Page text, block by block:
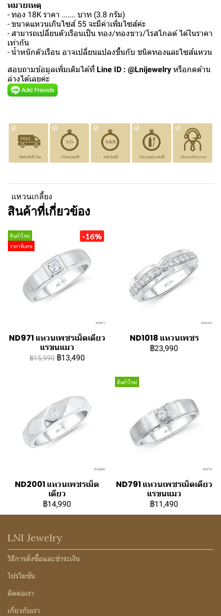
หมายเหตุ
- ทอง 18K ราคา ....... บาท (3.8 กรัม)
- ขนาดแหวนเกินไซส์ 55 จะมีค่าเพิ่มไซส์ค่ะ
- สามารถเปลี่ยนตัวเรือนเป็น ทอง/ทองขาว/โรสโกลด์ ได้ในราคา
เท่ากัน
- น้ำหนักตัวเรือน อาจเปลี่ยนแปลงขึ้นกับ ชนิดทองและไซส์แหวน
สอบถามข้อมูลเพิ่มเติมได้ที่ Line ID : @Lnijewelry หรือกดด้าน
ล่างได้เลยค่ะ
แหวนเกลี้ยง
สินค้าที่เกี่ยวข้อง
สินค้าใหม่
ราคาพิเศษ
-16%
ND971 แหวนเพชรเม็ดเดียว
แรขนแมว
฿15,990 ฿13,490
ND1018 แหวนเพชร
฿23,990
ND2001 แหวนเพชรเม็ด
เดียว
฿14,990
สินค้าใหม่
ND791 แหวนเพชรเม็ดเดียว
แรขนแมว
฿11,490
LNI Jewelry
วิธีการสั่งซื้อและชำระเงิน
โปรโมชั่น
ติดต่อเรา
เกี่ยวกับเรา